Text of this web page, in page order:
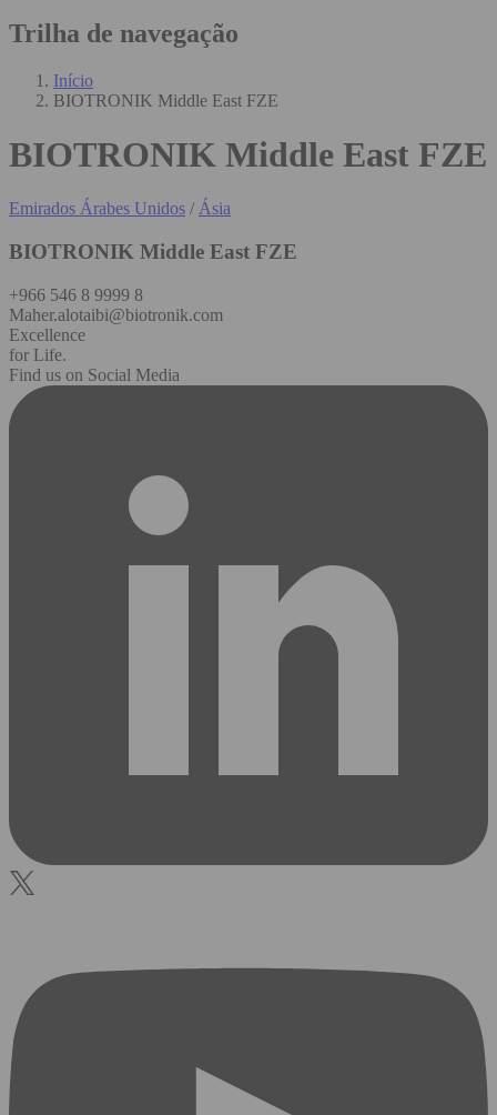
Trilha de navegação
Início
BIOTRONIK Middle East FZE
BIOTRONIK Middle East FZE
Emirados Árabes Unidos / Ásia
BIOTRONIK Middle East FZE
+966 546 8 9999 8
Maher.alotaibi@biotronik.com
Excellence
for Life.
Find us on Social Media